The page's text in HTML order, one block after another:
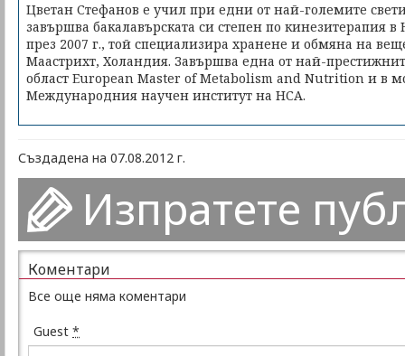
Цветан Стефанов е учил при едни от най-големите
завършва бакалавърската си степен по кинезитерапия
през 2007 г., той специализира хранене и обмяна на
Маастрихт, Холандия. Завършва една от най-
област European Master of Metabolism and Nutrition и в
Международния научен институт на НСА.
Създадена на 07.08.2012 г.
Изпратете
Коментари
Все още няма коментари
Guest *